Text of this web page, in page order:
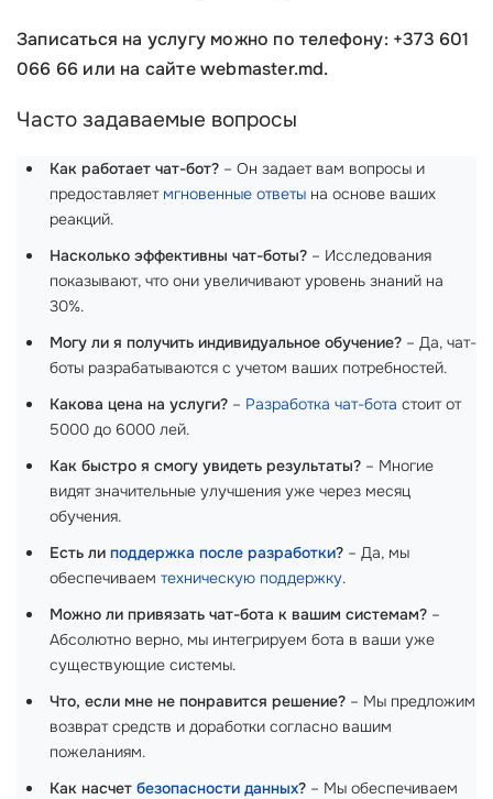
Записаться на услугу можно по телефону: +373 601
066 66 или на сайте webmaster.md.
Часто задаваемые вопросы
Как работает чат-бот? – Он задает вам вопросы и
предоставляет мгновенные ответы на основе ваших
реакций.
Насколько эффективны чат-боты? – Исследования
показывают, что они увеличивают уровень знаний на
30%.
Могу ли я получить индивидуальное обучение? – Да, чат-
боты разрабатываются с учетом ваших потребностей.
Какова цена на услуги? – Разработка чат-бота стоит от
5000 до 6000 лей.
Как быстро я смогу увидеть результаты? – Многие
видят значительные улучшения уже через месяц
обучения.
Есть ли поддержка после разработки? – Да, мы
обеспечиваем техническую поддержку.
Можно ли привязать чат-бота к вашим системам? –
Абсолютно верно, мы интегрируем бота в ваши уже
существующие системы.
Что, если мне не понравится решение? – Мы предложим
возврат средств и доработки согласно вашим
пожеланиям.
Как насчет безопасности данных? – Мы обеспечиваем